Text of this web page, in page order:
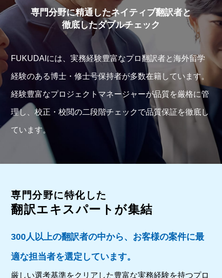
専門分野に精通したネイティブ翻訳者と
徹底したダブルチェック
FUKUDAIには、実務経験豊富なプロ翻訳者と海外留学
経験のある博士・修士号保持者が多数在籍しています。
経験豊富なプロジェクトマネージャーが品質を厳格に管
理し、校正・校閲の二段階チェックで品質保証を徹底し
ています。
専門分野に特化した
翻訳エキスパートが集結
300人以上の翻訳者の中から、お客様の案件に最
適な担当者を選定しています。
厳しい選考基準をクリアした豊富な実務経験を持つプロ